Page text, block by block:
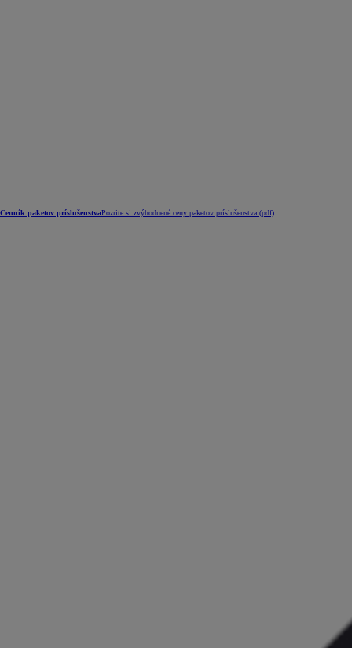
Cenník paketov príslušenstvaPozrite si zvýhodnené ceny paketov príslušenstva (pdf)